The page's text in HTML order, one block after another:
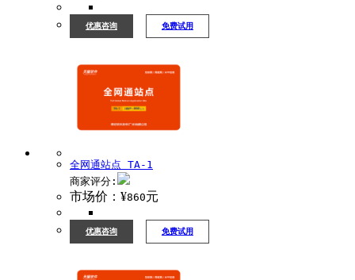
优惠咨询 免费试用
全网通站点 TA-1
商家评分:
市场价：¥860元
优惠咨询 免费试用